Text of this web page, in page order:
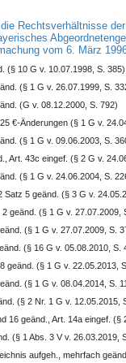
Rechtsverhältnisse
vom 6. März
(§ 10 G v. 10.07.1998, S. 385)
(§ 1 G v. 26.07.1999, S.
(G v. 08.12.2000, S. 792)
€-Änderungen (§ 1 G v.
(§ 1 G v. 09.06.2003, S.
Art. 43c eingef. (§ 2 G v.
(§ 1 G v. 24.06.2004, S.
Satz 5 geänd. (§ 3 G v.
2 geänd. (§ 1 G v. 27.07.2009,
(§ 1 G v. 27.07.2009, S.
(§ 16 G v. 05.08.2010, S.
geänd. (§ 1 G v. 22.05.2013,
(§ 1 G v. 08.04.2014, S.
(§ 2 Nr. 1 G v. 12.05.2015,
16 geänd., Art. 14a eingef. (§
(§ 1 Abs. 3 V v. 26.03.2019,
aufgeh., mehrfach